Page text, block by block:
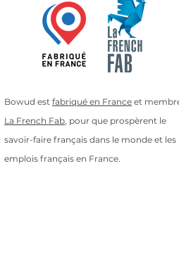
Bowud est fabriqué en France et
La French Fab, pour que prospèrent le
savoir-faire français dans le monde et les
emplois français en France.